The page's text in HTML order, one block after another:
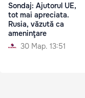
Sondaj: Ajutorul UE,
tot mai apreciata.
Rusia, văzută ca
ameninţare
30 Мар. 13:51